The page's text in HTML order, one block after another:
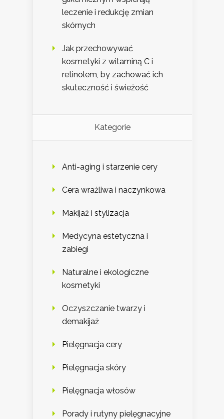
leczenie i redukcję zmian
skórnych
Jak przechowywać
kosmetyki z witaminą C i
retinolem, by zachować ich
skuteczność i świeżość
Kategorie
Anti-aging i starzenie cery
Cera wrażliwa i naczynkowa
Makijaż i stylizacja
Medycyna estetyczna i
zabiegi
Naturalne i ekologiczne
kosmetyki
Oczyszczanie twarzy i
demakijaż
Pielęgnacja cery
Pielęgnacja skóry
Pielęgnacja włosów
Porady i rutyny pielęgnacyjne